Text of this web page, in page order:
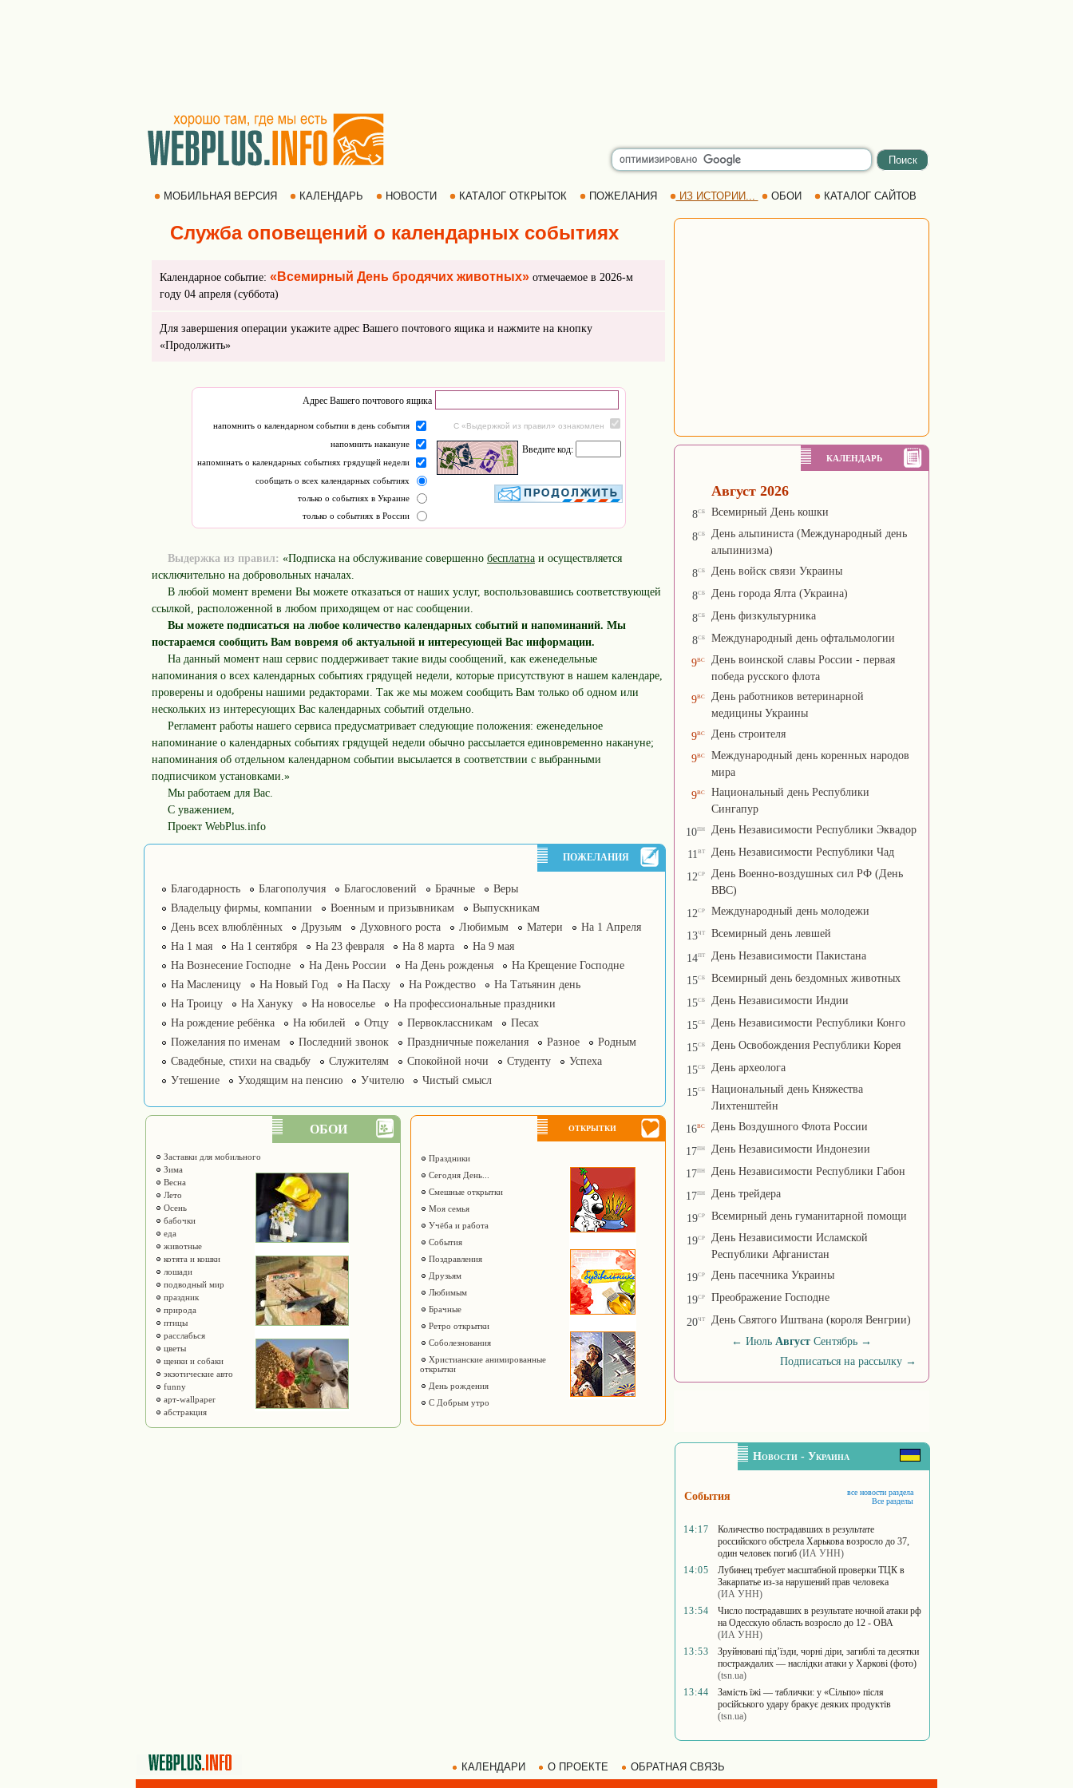
МОБИЛЬНАЯ ВЕРСИЯ КАЛЕНДАРЬ НОВОСТИ КАТАЛОГ ОТКРЫТОК ПОЖЕЛАНИЯ ИЗ ИСТОРИИ... ОБОИ КАТАЛОГ САЙТОВ
Служба оповещений о календарных событиях
Календарное событие: «Всемирный День бродячих животных» отмечаемое в 2026-м
году 04 апреля (суббота)
Для завершения операции укажите адрес Вашего почтового ящика и нажмите на кнопку
«Продолжить»
Адрес Вашего почтового ящика
напомнить о календарном событии в день события
напомнить накануне
напоминать о календарных событиях грядущей недели
сообщать о всех календарных событиях
только о событиях в Украине
только о событиях в России
С «Выдержкой из правил» ознакомлен
Введите код:
Выдержка из правил: «Подписка на обслуживание совершенно бесплатна и осуществляется
исключительно на добровольных началах.
В любой момент времени Вы можете отказаться от наших услуг, воспользовавшись соответствующей
ссылкой, расположенной в любом приходящем от нас сообщении.
Вы можете подписаться на любое количество календарных событий и напоминаний. Мы
постараемся сообщить Вам вовремя об актуальной и интересующей Вас информации.
На данный момент наш сервис поддерживает такие виды сообщений, как еженедельные
напоминания о всех календарных событиях грядущей недели, которые присутствуют в нашем календаре,
проверены и одобрены нашими редакторами. Так же мы можем сообщить Вам только об одном или
нескольких из интересующих Вас календарных событий отдельно.
Регламент работы нашего сервиса предусматривает следующие положения: еженедельное
напоминание о календарных событиях грядущей недели обычно рассылается единовременно накануне;
напоминания об отдельном календарном событии высылается в соответствии с выбранными
подписчиком установками.»
Мы работаем для Вас.
С уважением,
Проект WebPlus.info
ПОЖЕЛАНИЯ
Благодарность Благополучия Благословений Брачные
Веры
Владельцу фирмы, компании
Военным и призывникам
Выпускникам
День всех влюблённых
Друзьям Духовного роста Любимым Матери
На 1 Апреля
На 1 мая
На 1 сентября На 23 февраля На 8 марта
На 9 мая
На Вознесение Господне
На День России На День рожденья
На Крещение Господне
На Масленицу
На Новый Год На Пасху На Рождество
На Татьянин день
На Троицу
На Хануку На новоселье
На профессиональные праздники
На рождение ребёнка
На юбилей Отцу Первоклассникам
Песах
Пожелания по именам
Последний звонок Праздничные пожелания Разное
Родным
Свадебные, стихи на свадьбу
Служителям Спокойной ночи Студенту
Успеха
Утешение
Уходящим на пенсию Учителю Чистый смысл
ОБОИ
Заставки для мобильного
Зима
Весна
Лето
Осень
бабочки
еда
животные
котята и кошки
лошади
подводный мир
праздник
природа
птицы
расслабься
цветы
щенки и собаки
экзотические авто
funny
арт-wallpaper
абстракция
ОТКРЫТКИ
Праздники
Сегодня День...
Смешные открытки
Моя семья
Учёба и работа
События
Поздравления
Друзьям
Любимым
Брачные
Ретро открытки
Соболезнования
Христианские анимированные
открытки
День рождения
С Добрым утро
КАЛЕНДАРЬ
Август 2026
8сб Всемирный День кошки
8сб
День альпиниста (Международный день
альпинизма)
8сб День войск связи Украины
8сб День города Ялта (Украина)
8сб День физкультурника
8сб Международный день офтальмологии
9вс
День воинской славы России - первая
победа русского флота
9вс
День работников ветеринарной
медицины Украины
9вс День строителя
9вс
Международный день коренных народов
мира
9вс
Национальный день Республики
Сингапур
10пн День Независимости Республики Эквадор
11вт День Независимости Республики Чад
12ср
День Военно-воздушных сил РФ (День
ВВС)
12ср Международный день молодежи
13чт Всемирный день левшей
14пт День Независимости Пакистана
15сб Всемирный день бездомных животных
15сб День Независимости Индии
15сб День Независимости Республики Конго
15сб День Освобождения Республики Корея
15сб День археолога
15сб
Национальный день Княжества
Лихтенштейн
16вс День Воздушного Флота России
17пн День Независимости Индонезии
17пн День Независимости Республики Габон
17пн День трейдера
19ср Всемирный день гуманитарной помощи
19ср
День Независимости Исламской
Республики Афганистан
19ср День пасечника Украины
19ср Преображение Господне
20чт
День Святого Иштвана (короля Венгрии)
← Июль Август Сентябрь →
Подписаться на рассылку →
Новости - Украина
События
все новости раздела
Все разделы
14:17
Количество пострадавших в результате
российского обстрела Харькова возросло до 37,
один человек погиб (ИА УНН)
14:05
Лубинец требует масштабной проверки ТЦК в
Закарпатье из-за нарушений прав человека
(ИА УНН)
13:54
Число пострадавших в результате ночной атаки рф
на Одесскую область возросло до 12 - ОВА
(ИА УНН)
13:53
Зруйновані під’їзди, чорні діри, загиблі та десятки
постраждалих — наслідки атаки у Харкові (фото)
(tsn.ua)
13:44
Замість їжі — таблички: у «Сільпо» після
російського удару бракує деяких продуктів
(tsn.ua)
КАЛЕНДАРИ О ПРОЕКТЕ ОБРАТНАЯ СВЯЗЬ